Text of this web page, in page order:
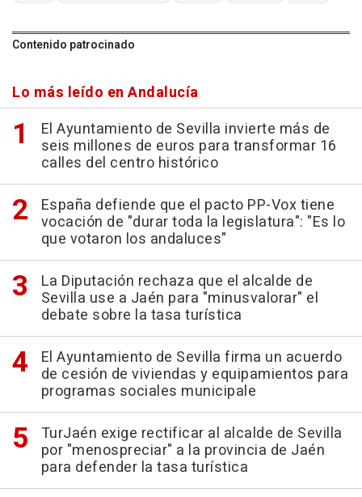
Contenido patrocinado
Lo más leído en Andalucía
El Ayuntamiento de Sevilla invierte más de
seis millones de euros para transformar 16
calles del centro histórico
España defiende que el pacto PP-Vox tiene
vocación de "durar toda la legislatura": "Es lo
que votaron los andaluces"
La Diputación rechaza que el alcalde de
Sevilla use a Jaén para "minusvalorar" el
debate sobre la tasa turística
El Ayuntamiento de Sevilla firma un acuerdo
de cesión de viviendas y equipamientos para
programas sociales municipale
TurJaén exige rectificar al alcalde de Sevilla
por "menospreciar" a la provincia de Jaén
para defender la tasa turística